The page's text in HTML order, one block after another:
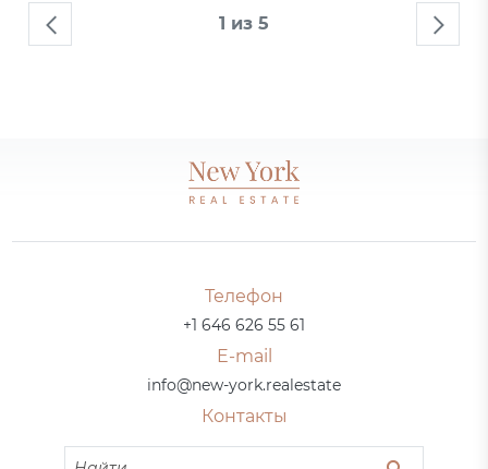
1 из 5
Телефон
+1 646 626 55 61
E-mail
info@new-york.realestate
Контакты